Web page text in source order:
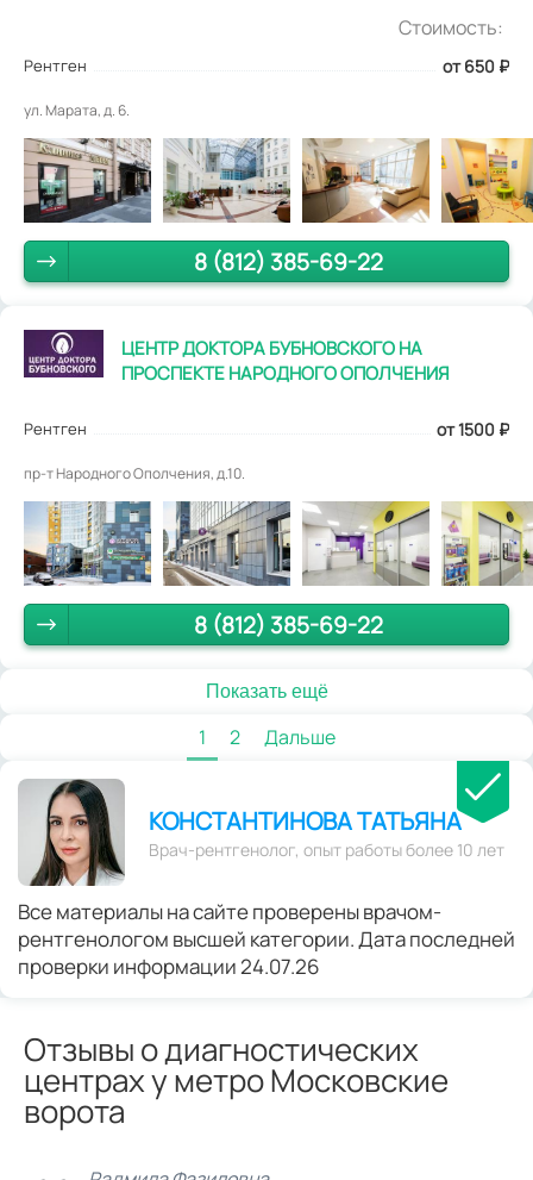
Стоимость:
Рентген от 650 ₽
ул. Марата, д. 6.
8 (812) 385-69-22
ЦЕНТР ДОКТОРА БУБНОВСКОГО НА
ПРОСПЕКТЕ НАРОДНОГО ОПОЛЧЕНИЯ
Рентген от 1500 ₽
пр-т Народного Ополчения, д.10.
8 (812) 385-69-22
Показать ещё
1 2 Дальше
КОНСТАНТИНОВА ТАТЬЯНА
Врач-рентгенолог, опыт работы более 10 лет
Все материалы на сайте проверены врачом-
рентгенологом высшей категории. Дата последней
проверки информации 24.07.26
Отзывы о диагностических
центрах у метро Московские
ворота